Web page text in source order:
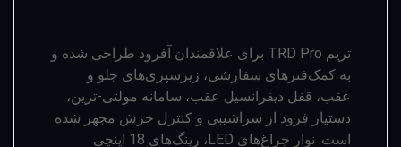
تریم TRD Pro برای علاقمندان آفرود طراحی شده و
به کمک­‌فنرهای سفارشی، زیرسپری‌های جلو و
عقب، قفل دیفرانسیل عقب، سامانه مولتی-ترین،
دستیار فرود از سراشیبی و کنترل خزش مجهز شده
است. نوار چراغ‌های LED، رینگ‌های 18 اینچی